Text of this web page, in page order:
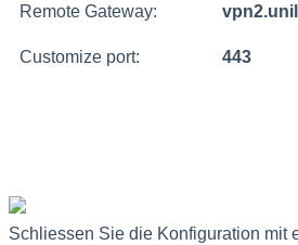
Remote Gateway:
Customize port: 443
Schliessen Sie die Konfiguration mit